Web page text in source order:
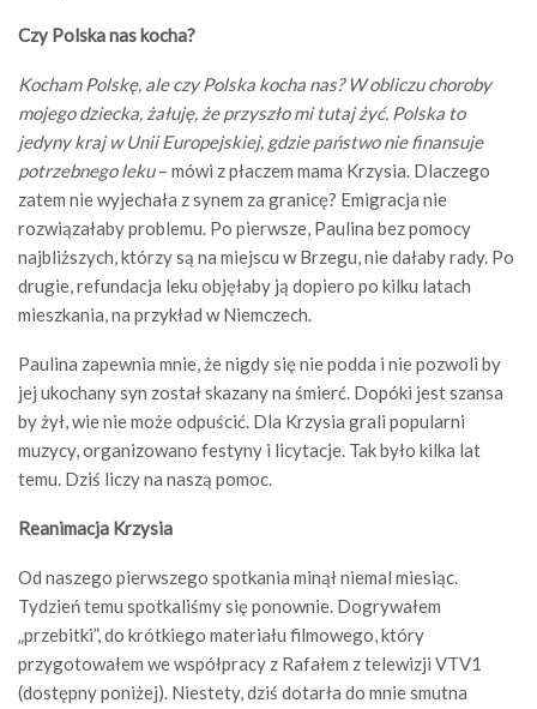
Czy Polska nas kocha?
Kocham Polskę, ale czy Polska kocha nas? W obliczu choroby
mojego dziecka, żałuję, że przyszło mi tutaj żyć. Polska to
jedyny kraj w Unii Europejskiej, gdzie państwo nie finansuje
potrzebnego leku– mówi z płaczem mama Krzysia. Dlaczego
zatem nie wyjechała z synem za granicę? Emigracja nie
rozwiązałaby problemu. Po pierwsze, Paulina bez pomocy
najbliższych, którzy są na miejscu w Brzegu, nie dałaby rady. Po
drugie, refundacja leku objęłaby ją dopiero po kilku latach
mieszkania, na przykład w Niemczech.
Paulina zapewnia mnie, że nigdy się nie podda i nie pozwoli by
jej ukochany syn został skazany na śmierć. Dopóki jest szansa
by żył, wie nie może odpuścić. Dla Krzysia grali popularni
muzycy, organizowano festyny i licytacje. Tak było kilka lat
temu. Dziś liczy na naszą pomoc.
Reanimacja Krzysia
Od naszego pierwszego spotkania minął niemal miesiąc.
Tydzień temu spotkaliśmy się ponownie. Dogrywałem
„przebitki”, do krótkiego materiału filmowego, który
przygotowałem we współpracy z Rafałem z telewizji VTV1
(dostępny poniżej). Niestety, dziś dotarła do mnie smutna